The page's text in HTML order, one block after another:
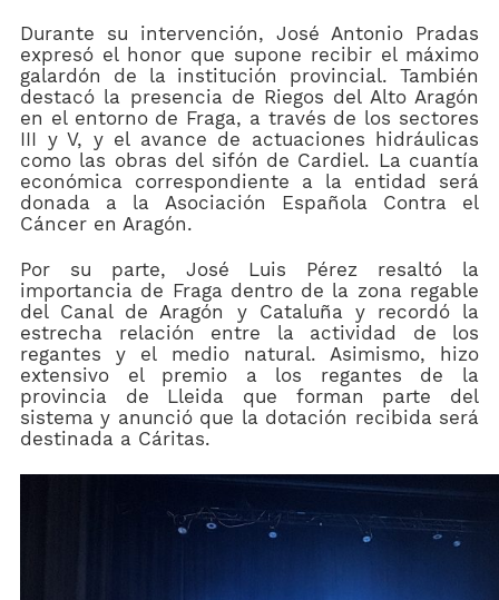
Durante su intervención, José Antonio Pradas
expresó el honor que supone recibir el máximo
galardón de la institución provincial. También
destacó la presencia de Riegos del Alto Aragón
en el entorno de Fraga, a través de los sectores
III y V, y el avance de actuaciones hidráulicas
como las obras del sifón de Cardiel. La cuantía
económica correspondiente a la entidad será
donada a la Asociación Española Contra el
Cáncer en Aragón.
Por su parte, José Luis Pérez resaltó la
importancia de Fraga dentro de la zona regable
del Canal de Aragón y Cataluña y recordó la
estrecha relación entre la actividad de los
regantes y el medio natural. Asimismo, hizo
extensivo el premio a los regantes de la
provincia de Lleida que forman parte del
sistema y anunció que la dotación recibida será
destinada a Cáritas.